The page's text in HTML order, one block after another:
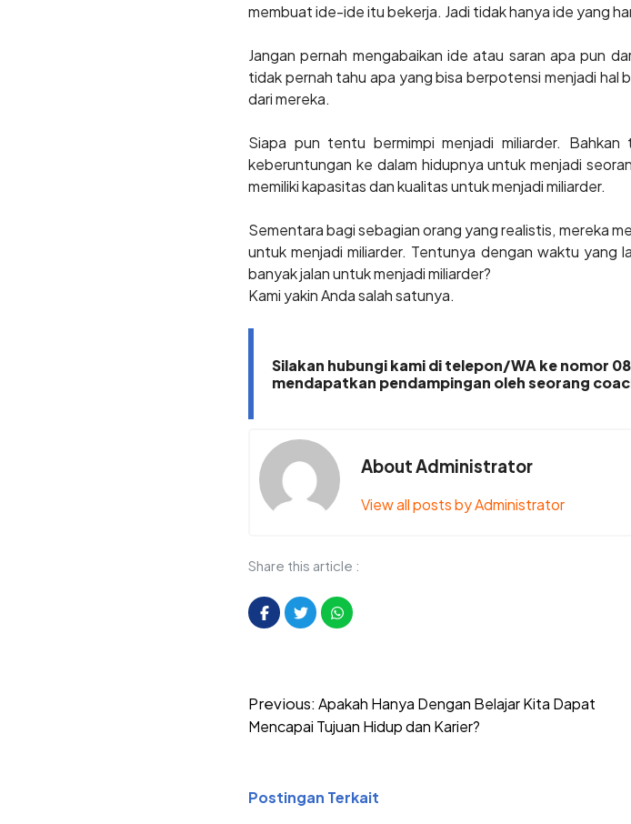
membuat ide-ide itu bekerja. Jadi tidak hanya ide yang
Jangan pernah mengabaikan ide atau saran apa pun
tidak pernah tahu apa yang bisa berpotensi menjadi hal
dari mereka.
Siapa pun tentu bermimpi menjadi miliarder.
keberuntungan ke dalam hidupnya untuk menjadi
memiliki kapasitas dan kualitas untuk menjadi miliarder.
Sementara bagi sebagian orang yang realistis, mereka
untuk menjadi miliarder. Tentunya dengan waktu yang
banyak jalan untuk menjadi miliarder?
Kami yakin Anda salah satunya.
Silakan hubungi kami di telepon/WA ke nomor
mendapatkan pendampingan oleh seorang
About Administrator
View all posts by Administrator
Share this article :
navigation
Previous:Apakah Hanya Dengan Belajar Kita Dapat
Mencapai Tujuan Hidup dan Karier?
Postingan Terkait